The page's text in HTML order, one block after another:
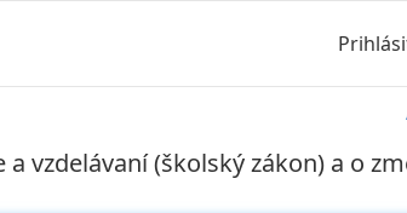
a vzdelávaní (školský zákon) a o